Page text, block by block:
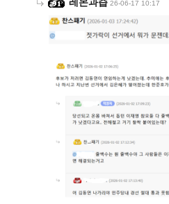
레몬과즙 26-06-17 10:17